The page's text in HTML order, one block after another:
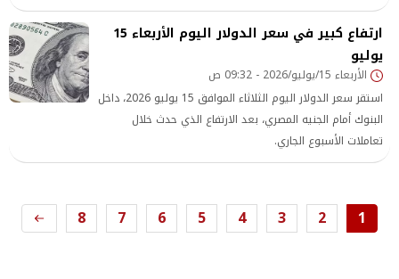
ارتفاع كبير في سعر الدولار اليوم الأربعاء 15
يوليو
الأربعاء 15/يوليو/2026 - 09:32 ص
استقر سعر الدولار اليوم الثلاثاء الموافق 15 يوليو 2026، داخل
البنوك أمام الجنيه المصري، بعد الارتفاع الذي حدث خلال
تعاملات الأسبوع الجاري.
1
2
3
4
5
6
7
8